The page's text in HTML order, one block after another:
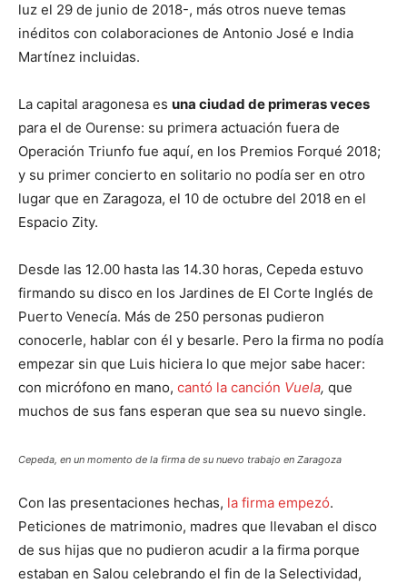
luz el 29 de junio de 2018-, más otros nueve temas
inéditos con colaboraciones de Antonio José e India
Martínez incluidas.
La capital aragonesa es una ciudad de primeras veces
para el de Ourense: su primera actuación fuera de
Operación Triunfo fue aquí, en los Premios Forqué 2018;
y su primer concierto en solitario no podía ser en otro
lugar que en Zaragoza, el 10 de octubre del 2018 en el
Espacio Zity.
Desde las 12.00 hasta las 14.30 horas, Cepeda estuvo
firmando su disco en los Jardines de El Corte Inglés de
Puerto Venecía. Más de 250 personas pudieron
conocerle, hablar con él y besarle. Pero la firma no podía
empezar sin que Luis hiciera lo que mejor sabe hacer:
con micrófono en mano, cantó la canción Vuela, que
muchos de sus fans esperan que sea su nuevo single.
Cepeda, en un momento de la firma de su nuevo trabajo en Zaragoza
Con las presentaciones hechas, la firma empezó.
Peticiones de matrimonio, madres que llevaban el disco
de sus hijas que no pudieron acudir a la firma porque
estaban en Salou celebrando el fin de la Selectividad,